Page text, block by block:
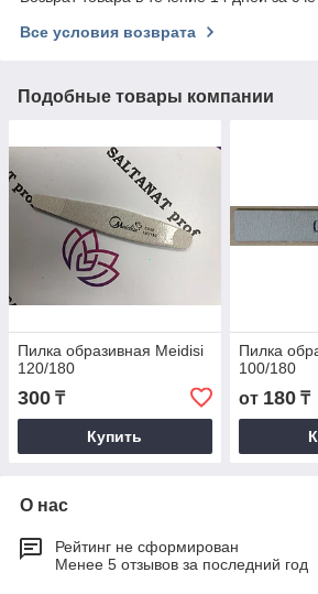
Все условия возврата
Подобные товары компании
Пилка образивная Meidisi
120/180
300 ₸
Купить
Пилка
100/180
от 180₸
О нас
Рейтинг не сформирован
Менее 5 отзывов за последний год